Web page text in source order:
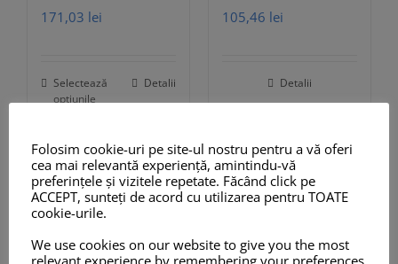
în
pagina
în
pagina
171,03 lei
Selectează
opțiunile
Acest
mai
multe
variații.
pot
Detalii
105,46 lei
Detalii
Search products
Folosim cookie-uri pe site-ul nostru pentru a vă oferi
cea mai relevantă experiență, amintindu-vă
preferințele și vizitele repetate. Făcând click pe
ACCEPT, sunteți de acord cu utilizarea pentru TOATE
cookie-urile.
We use cookies on our website to give you the most
relevant experience by remembering your preferences